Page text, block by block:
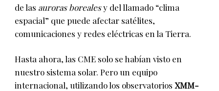
de las auroras borealesy del llamado “clima
espacial” que puede afectar satélites,
comunicaciones y redes eléctricas en la Tierra.
Hasta ahora, las CME solo se habían visto en
nuestro sistema solar. Pero un equipo
internacional, utilizando los observatorios XMM-